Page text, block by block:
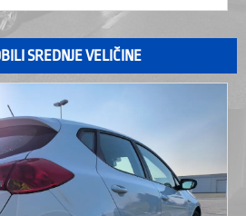
SREDNJE VELIČINE